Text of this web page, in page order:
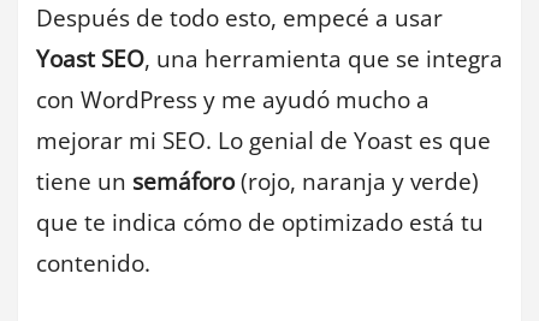
Después de todo esto, empecé a usar
Yoast SEO, una herramienta que se integra
con WordPress y me ayudó mucho a
mejorar mi SEO. Lo genial de Yoast es que
tiene un semáforo(rojo, naranja y verde)
que te indica cómo de optimizado está tu
contenido.